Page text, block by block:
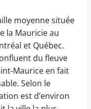
moyenne située
la Mauricie au
et Québec.
du fleuve
Maurice en fait
Selon le
est d’environ